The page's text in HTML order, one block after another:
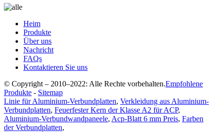
Heim
Produkte
Über uns
Nachricht
FAQs
Kontaktieren Sie uns
© Copyright – 2010–2022: Alle Rechte vorbehalten.Empfohlene
Produkte - Sitemap
Linie für Aluminium-Verbundplatten, Verkleidung aus Aluminium-
Verbundplatten, Feuerfester Kern der Klasse A2 für ACP,
Aluminium-Verbundwandpaneele, Acp-Blatt 6 mm Preis, Farben
der Verbundplatten,